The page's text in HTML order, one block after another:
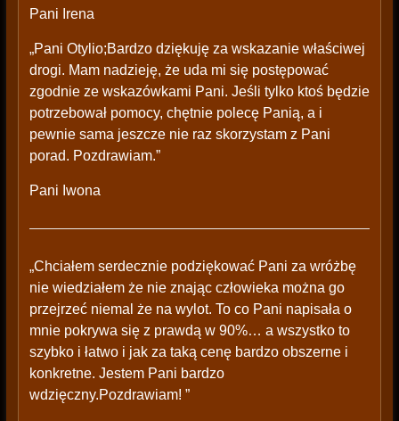
Pani Irena
„Pani Otylio;Bardzo dziękuję za wskazanie właściwej
drogi. Mam nadzieję, że uda mi się postępować
zgodnie ze wskazówkami Pani. Jeśli tylko ktoś będzie
potrzebował pomocy, chętnie polecę Panią, a i
pewnie sama jeszcze nie raz skorzystam z Pani
porad. Pozdrawiam.”
Pani Iwona
„Chciałem serdecznie podziękować Pani za wróżbę
nie wiedziałem że nie znając człowieka można go
przejrzeć niemal że na wylot. To co Pani napisała o
mnie pokrywa się z prawdą w 90%… a wszystko to
szybko i łatwo i jak za taką cenę bardzo obszerne i
konkretne. Jestem Pani bardzo
wdzięczny.Pozdrawiam! ”